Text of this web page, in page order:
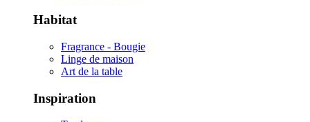
Habitat
Fragrance - Bougie
Linge de maison
Art de la table
Inspiration